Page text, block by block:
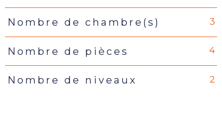
Nombre de chambre(s) 3
Nombre de pièces 4
Nombre de niveaux 2